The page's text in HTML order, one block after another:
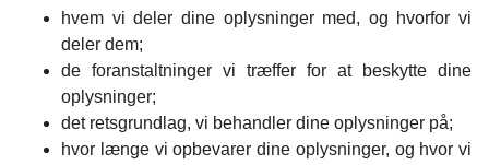
hvem vi deler dine oplysninger med, og hvorfor vi
deler dem;
de foranstaltninger vi træffer for at beskytte dine
oplysninger;
det retsgrundlag, vi behandler dine oplysninger på;
hvor længe vi opbevarer dine oplysninger, og hvor vi